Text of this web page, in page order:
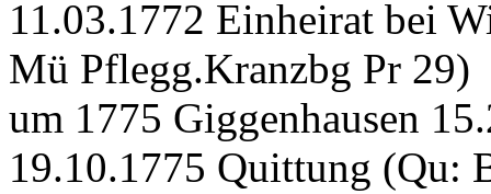
11.03.1772 Einheirat bei
Mü Pflegg.Kranzbg Pr 29)
um 1775 Giggenhausen
19.10.1775 Quittung (Qu: